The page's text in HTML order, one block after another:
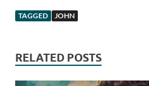
TAGGED JOHN
RELATED POSTS